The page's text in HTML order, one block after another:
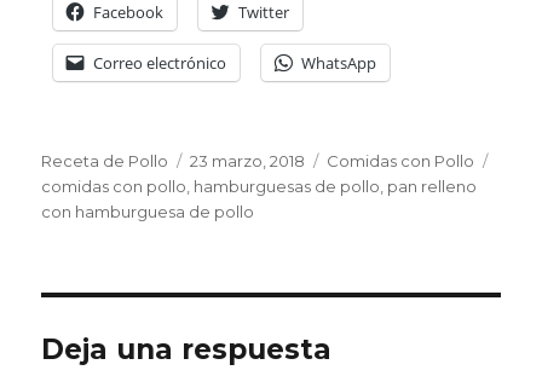
Facebook Twitter
Correo electrónico WhatsApp
Autor
Receta de Pollo
Publicado
el
23 marzo, 2018 Categorías
Comidas con Pollo
comidas con pollo hamburguesas de pollo pan relleno
con hamburguesa de pollo
Deja una respuesta